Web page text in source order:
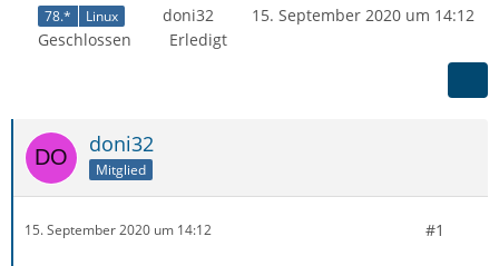
78.* Linux doni32
15. September 2020 um 14:12
Geschlossen
Erledigt
doni32
Mitglied
15. September 2020 um 14:12 #1